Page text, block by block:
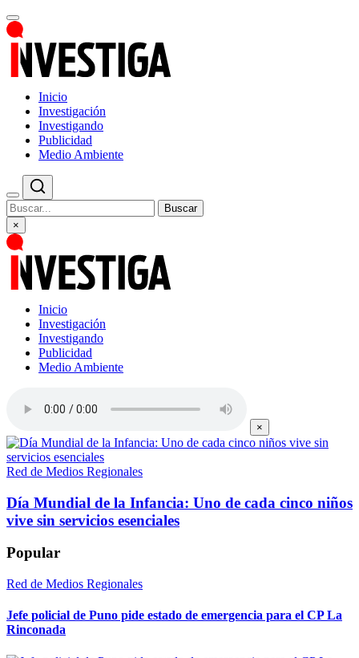
Inicio
Investigación
Investigando
Publicidad
Medio Ambiente
Buscar
×
Inicio
Investigación
Investigando
Publicidad
Medio Ambiente
×
Red de Medios Regionales
Día Mundial de la Infancia: Uno de cada cinco niños
vive sin servicios esenciales
Popular
Red de Medios Regionales
Jefe policial de Puno pide estado de emergencia para el CP La
Rinconada